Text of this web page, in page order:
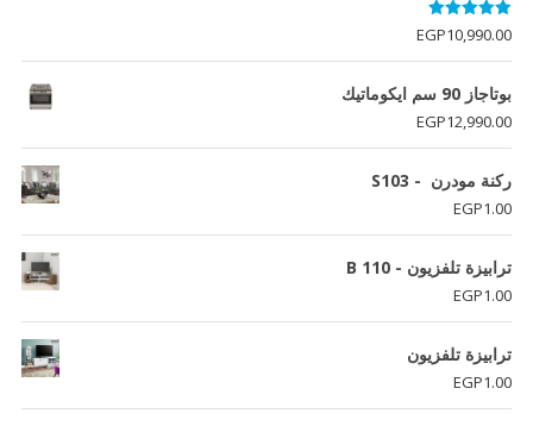
تم التقييم
5.00 من 5 EGP10,990.00
بوتاجاز 90 سم ايكوماتيك
EGP12,990.00
ركنة مودرن - S103
EGP1.00
ترابيزة تلفزيون - B 110
EGP1.00
ترابيزة تلفزيون
EGP1.00